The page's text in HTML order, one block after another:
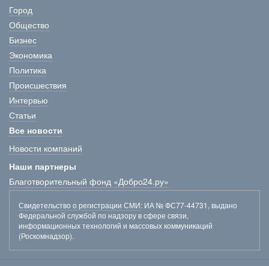
Город
Общество
Бизнес
Экономика
Политика
Происшествия
Интервью
Статьи
Все новости
Новости компаний
Наши партнеры
Благотворительный фонд «Добро24.ру»
Свидетельство о регистрации СМИ: ИА № ФС77-44731, выдано
Федеральной службой по надзору в сфере связи,
информационных технологий и массовых коммуникаций
(Роскомнадзор).